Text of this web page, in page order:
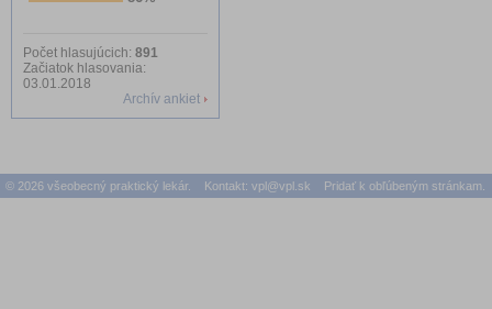
Počet hlasujúcich: 891
Začiatok hlasovania:
03.01.2018
Archív ankiet
© 2026 všeobecný praktický lekár. Kontakt: vpl@vpl.sk Pridať k obľúbeným stránkam.